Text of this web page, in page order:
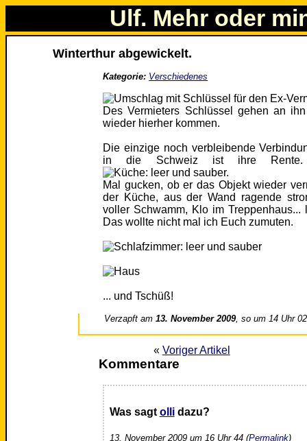
Ulf. Mehr oder
Winterthur abgewickelt.
Kategorie: Verschiedenes
Des Vermieters Schlüssel gehen an
wieder hierher kommen.
Die einzige noch verbleibende
in die Schweiz ist ihre
Mal gucken, ob er das Objekt wieder
der Küche, aus der Wand ragende
voller Schwamm, Klo im
Das wollte nicht mal ich Euch zumuten.
... und Tschüß!
Verzapft am13. November 2009, so um 14 Uhr 02
« Voriger Artikel
Kommentare
Was sagt ollidazu?
13. November 2009 um 16 Uhr 44 (Permalink)